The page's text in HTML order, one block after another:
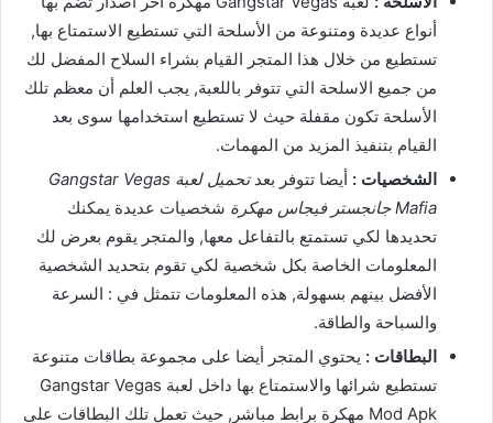
أنواع عديدة ومتنوعة من الأسلحة التي تستطيع الاستمتاع بها,
تستطيع من خلال هذا المتجر القيام بشراء السلاح المفضل لك
من جميع الاسلحة التي تتوفر باللعبة, يجب العلم أن معظم تلك
الأسلحة تكون مقفلة حيث لا تستطيع استخدامها سوى بعد
القيام بتنفيذ المزيد من المهمات.
الشخصيات : أيضا تتوفر بعد
تحميل لعبة Gangstar Vegas
Mafia جانجستر فيجاس مهكرة
شخصيات عديدة يمكنك
تحديدها لكي تستمتع بالتفاعل معها, والمتجر يقوم بعرض لك
المعلومات الخاصة بكل شخصية لكي تقوم بتحديد الشخصية
الأفضل بينهم بسهولة, هذه المعلومات تتمثل في : السرعة
والسباحة والطاقة.
البطاقات : يحتوي المتجر أيضا على مجموعة بطاقات متنوعة
تستطيع شرائها والاستمتاع بها داخل لعبة Gangstar Vegas
Mod Apk مهكرة برابط مباشر, حيث تعمل تلك البطاقات على